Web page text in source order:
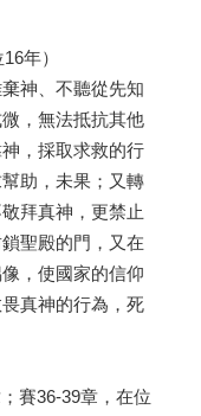
年）
神、不聽從先知
，無法抵抗其他
，採取求救的行
助，未果；又轉
拜真神，更禁止
聖殿的門，又在
，使國家的信仰
真神的行為，死
賽36-39章，在位